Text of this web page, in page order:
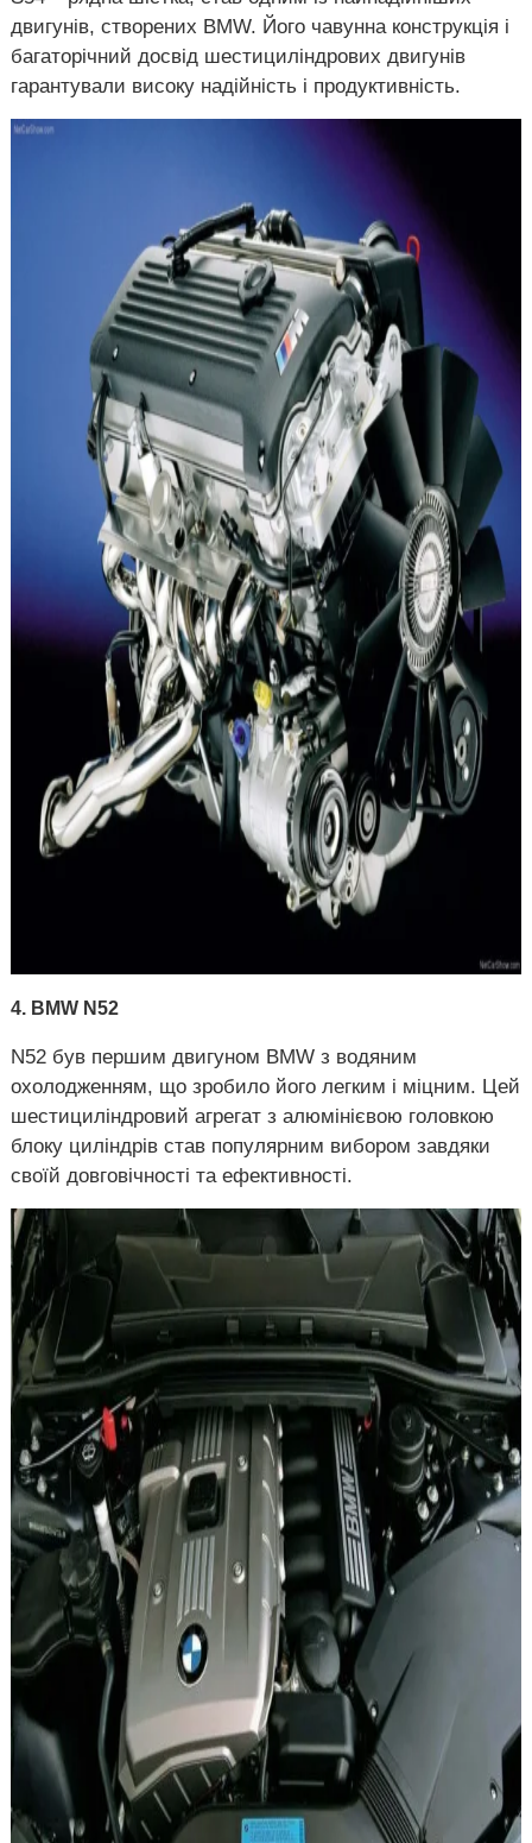
двигунів, створених BMW. Його чавунна конструкція і
багаторічний досвід шестициліндрових двигунів
гарантували високу надійність і продуктивність.
4. BMW N52
N52 був першим двигуном BMW з водяним
охолодженням, що зробило його легким і міцним. Цей
шестициліндровий агрегат з алюмінієвою головкою
блоку циліндрів став популярним вибором завдяки
своїй довговічності та ефективності.